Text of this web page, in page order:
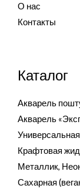
О нас
Контакты
Каталог
Акварель
Акварель
Крафтовая
Металлик,
Сахарная